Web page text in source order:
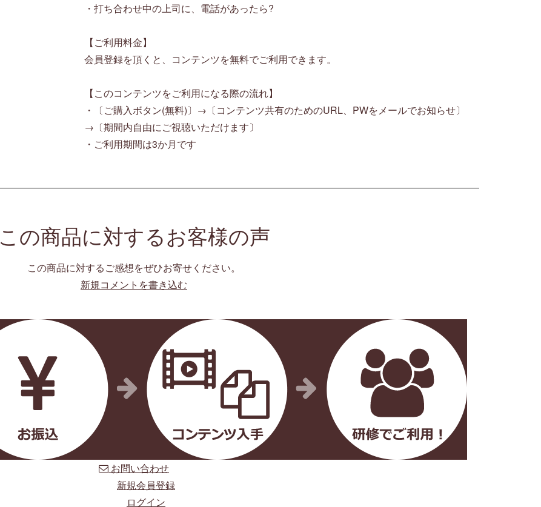
・打ち合わせ中の上司に、電話があったら?
【ご利用料金】
会員登録を頂くと、コンテンツを無料でご利用できます。
【このコンテンツをご利用になる際の流れ】
・〔ご購入ボタン(無料)〕→〔コンテンツ共有のためのURL、PWをメールでお知らせ〕
→〔期間内自由にご視聴いただけます〕
・ご利用期間は3か月です
この商品に対するお客様の声
この商品に対するご感想をぜひお寄せください。
新規コメントを書き込む
お問い合わせ
新規会員登録
ログイン